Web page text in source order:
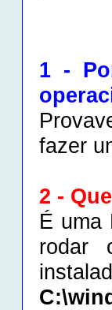
1 -
fazer
2 -
É uma
rodar